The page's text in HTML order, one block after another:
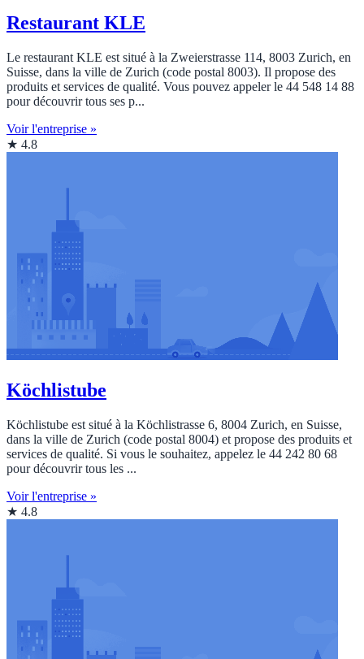
Restaurant KLE
Le restaurant KLE est situé à la Zweierstrasse 114, 8003 Zurich, en
Suisse, dans la ville de Zurich (code postal 8003). Il propose des
produits et services de qualité. Vous pouvez appeler le 44 548 14 88
pour découvrir tous ses p...
Voir l'entreprise »
★ 4.8
Köchlistube
Köchlistube est situé à la Köchlistrasse 6, 8004 Zurich, en Suisse,
dans la ville de Zurich (code postal 8004) et propose des produits et
services de qualité. Si vous le souhaitez, appelez le 44 242 80 68
pour découvrir tous les ...
Voir l'entreprise »
★ 4.8